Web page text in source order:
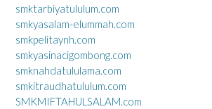
smktarbiyatululum.com
smkyasalam-elummah.com
smkpelitaynh.com
smkyasinacigombong.com
smknahdatululama.com
smkitraudhatululum.com
SMKMIFTAHULSALAM.com